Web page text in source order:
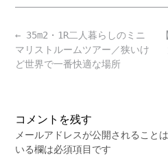
Post
navigation
← 35m2・1R二人暮らしのミニ
マリストルームツアー／狭いけ
ど世界で一番快適な場所
コメントを残す
メールアドレスが公開されること
いる欄は必須項目です